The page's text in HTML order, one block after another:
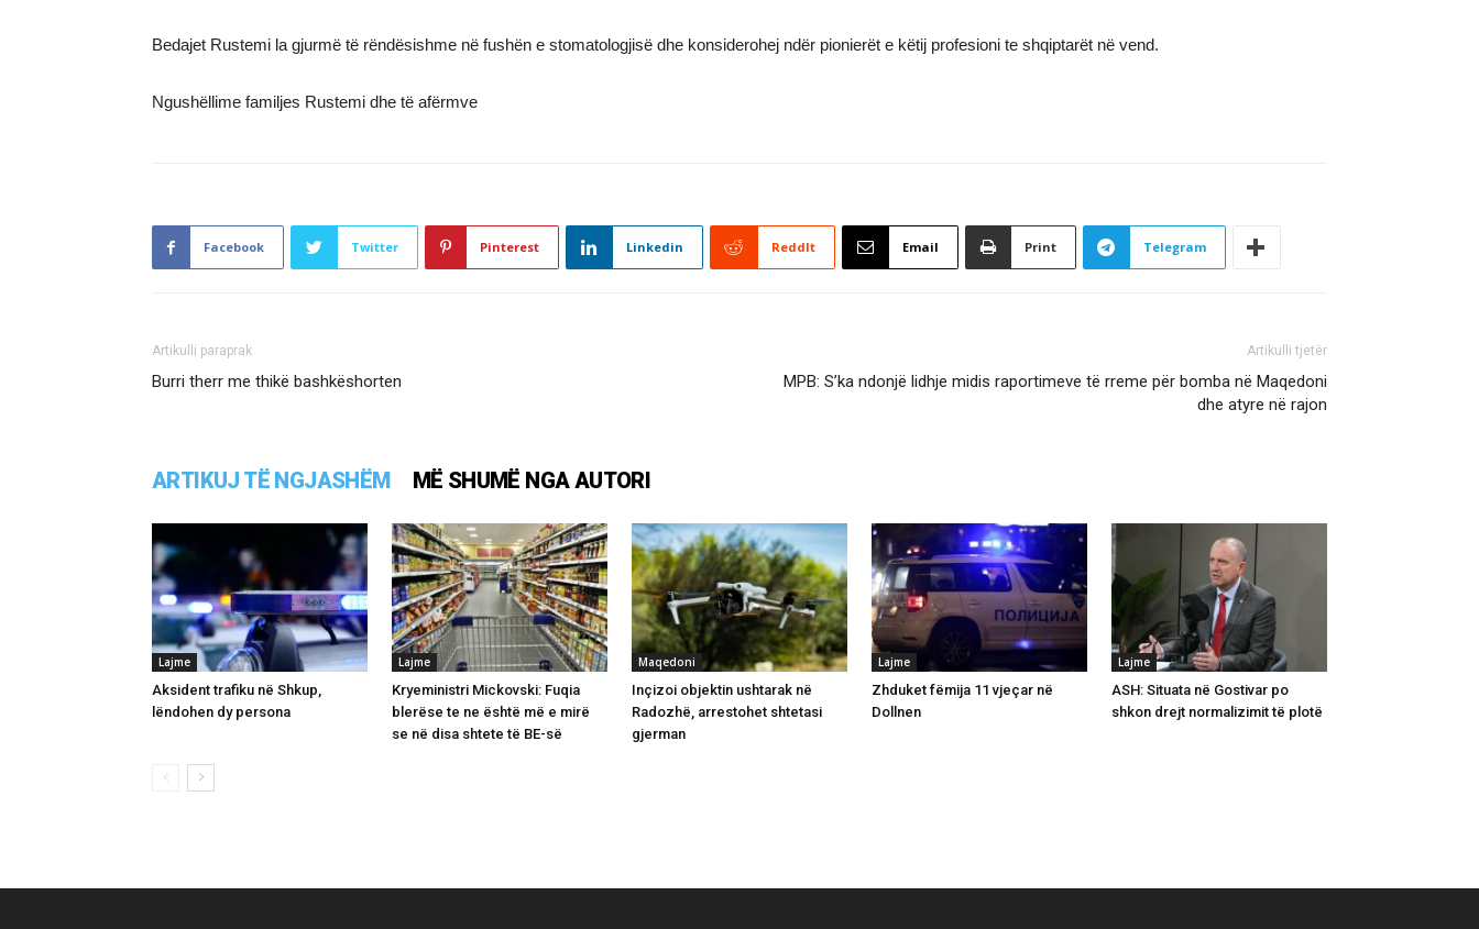
Bedajet Rustemi la gjurmë të rëndësishme në fushën e stomatologjisë dhe konsiderohej ndër pionierët e këtij profesioni te shqiptarët në vend.
Ngushëllime familjes Rustemi dhe të afërmve
Facebook Twitter Pinterest Linkedin ReddIt Email Print Telegram
Artikulli paraprak
Burri therr me thikë bashkëshorten
Artikulli tjetër
MPB: S’ka ndonjë lidhje midis raportimeve të rreme për bomba në Maqedoni
dhe atyre në rajon
ARTIKUJ TË NGJASHËM MË SHUMË NGA AUTORI
Lajme
Aksident trafiku në Shkup,
lëndohen dy persona
Lajme
Kryeministri Mickovski: Fuqia
blerëse te ne është më e mirë
se në disa shtete të BE-së
Maqedoni
Inçizoi objektin ushtarak në
Radozhë, arrestohet shtetasi
gjerman
Lajme
Zhduket fëmija 11 vjeçar në
Dollnen
Lajme
ASH: Situata në Gostivar po
shkon drejt normalizimit të plotë